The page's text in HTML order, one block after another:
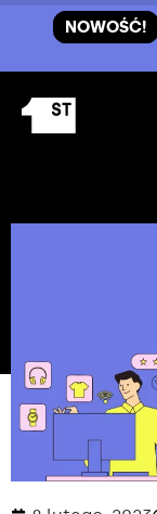
NOWOŚĆ!